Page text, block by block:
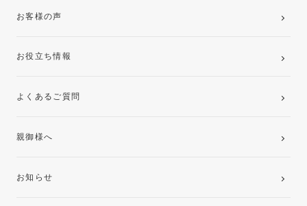
お客様の声
お役立ち情報
よくあるご質問
親御様へ
お知らせ